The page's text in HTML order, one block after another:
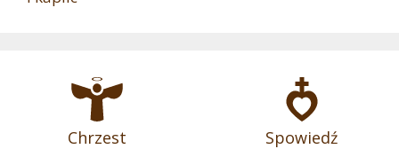
Chrzest Spowiedź